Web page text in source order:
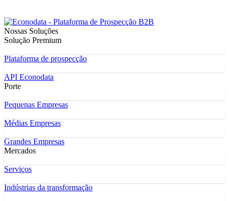
Nossas Soluções
Solução Premium
Plataforma de prospecção
API Econodata
Porte
Pequenas Empresas
Médias Empresas
Grandes Empresas
Mercados
Serviços
Indústrias da transformação